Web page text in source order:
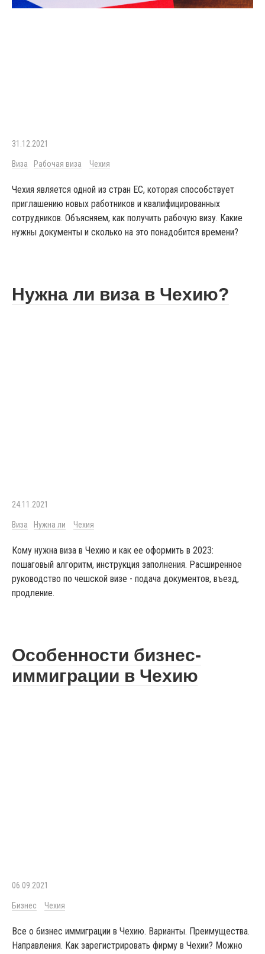
31.12.2021
Виза Рабочая виза Чехия
Чехия является одной из стран ЕС, которая способствует
приглашению новых работников и квалифицированных
сотрудников. Объясняем, как получить рабочую визу. Какие
нужны документы и сколько на это понадобится времени?
Нужна ли виза в Чехию?
24.11.2021
Виза Нужна ли Чехия
Кому нужна виза в Чехию и как ее оформить в 2023:
пошаговый алгоритм, инструкция заполнения. Расширенное
руководство по чешской визе - подача документов, въезд,
продление.
Особенности бизнес-
иммиграции в Чехию
06.09.2021
Бизнес Чехия
Все о бизнес иммиграции в Чехию. Варианты. Преимущества.
Направления. Как зарегистрировать фирму в Чехии? Можно